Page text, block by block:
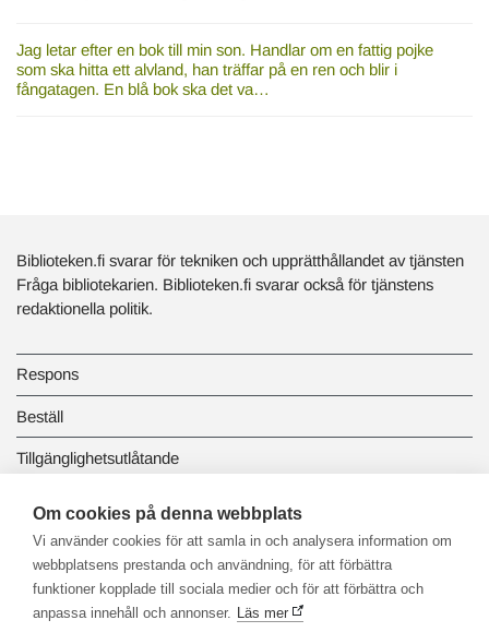
Jag letar efter en bok till min son. Handlar om en fattig pojke
som ska hitta ett alvland, han träffar på en ren och blir i
fångatagen. En blå bok ska det va…
Biblioteken.fi svarar för tekniken och upprätthållandet av tjänsten
Fråga bibliotekarien. Biblioteken.fi svarar också för tjänstens
redaktionella politik.
Respons
Beställ
Tillgänglighetsutlåtande
Dataskydd och registerbeskrivningar
Länkbiblioteket
Om cookies på denna webbplats
Vi använder cookies för att samla in och analysera information om
webbplatsens prestanda och användning, för att förbättra
funktioner kopplade till sociala medier och för att förbättra och
anpassa innehåll och annonser. Läs mer